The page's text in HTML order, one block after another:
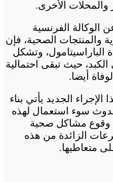
والمحلات الأخرى.
الفرنسية
والمنتجات الصحية، فإن
الباراسيتامول، وتشكل
حيث تبقى احتمالية
أيضا.
الجديد يأتي بناء
سوء استعمال لهذه
وقوع مشاكل صحية
الزائدة من هذه
متعاطيها.